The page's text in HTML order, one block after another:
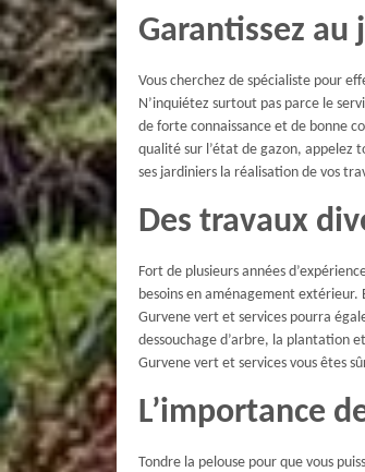
Garantissez au
Vous cherchez de spécialiste pour
N’inquiétez surtout pas parce le
de forte connaissance et de bonne
qualité sur l’état de gazon, appelez
ses jardiniers la réalisation de vos
Des travaux
Fort de plusieurs années
besoins en aménagement
Gurvene vert et services pourra
dessouchage d’arbre, la plantation
Gurvene vert et services vous êtes
L’importance
Tondre la pelouse pour que vous